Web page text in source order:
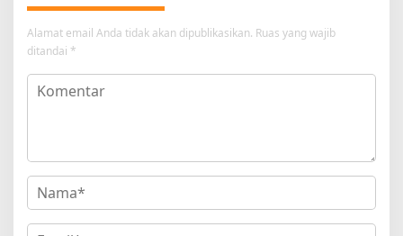
Alamat email Anda tidak akan dipublikasikan. Ruas yang wajib
ditandai *